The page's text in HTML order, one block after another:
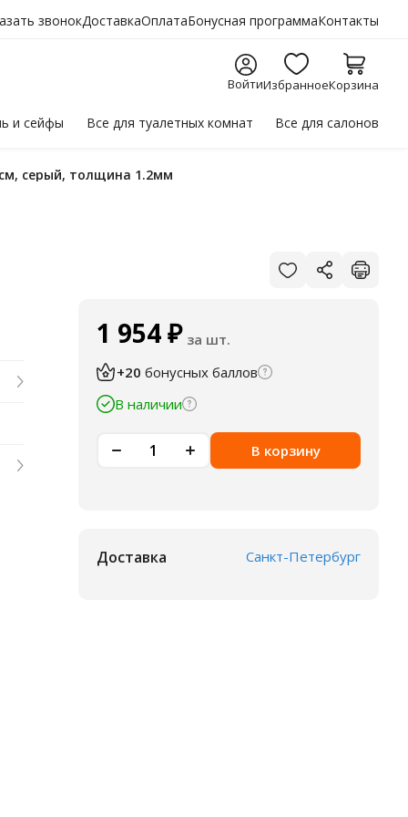
звонокДоставкаОплатаБонусная программаКонтакты
ВойтиИзбранноеКорзина
и сейфы Все для туалетных комнат Все для салонов
см, серый, толщина 1.2мм
1 954₽ за шт.
+20 бонусных баллов
В наличии
В корзину
Доставка Санкт-Петербург